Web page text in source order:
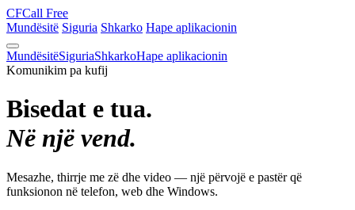
CFCall Free
Mundësitë Siguria Shkarko Hape aplikacionin
MundësitëSiguriaShkarkoHape aplikacionin
Komunikim pa kufij
Bisedat e tua.
Në një vend.
Mesazhe, thirrje me zë dhe video — një përvojë e pastër që
funksionon në telefon, web dhe Windows.